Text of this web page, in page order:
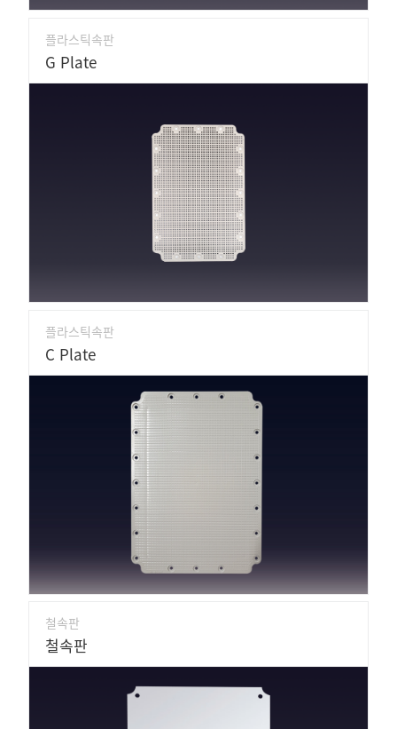
플라스틱속판
G Plate
플라스틱속판
C Plate
철속판
철속판